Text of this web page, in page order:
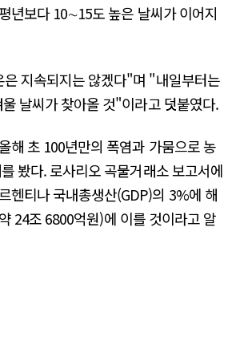
년보다 10∼15도 높은 날씨가 이어지
지속되지는 않겠다"며 "내일부터는
날씨가 찾아올 것"이라고 덧붙였다.
해 초 100년만의 폭염과 가뭄으로 농
봤다. 로사리오 곡물거래소 보고서에
헨티나 국내총생산(GDP)의 3%에 해
24조 6800억원)에 이를 것이라고 알